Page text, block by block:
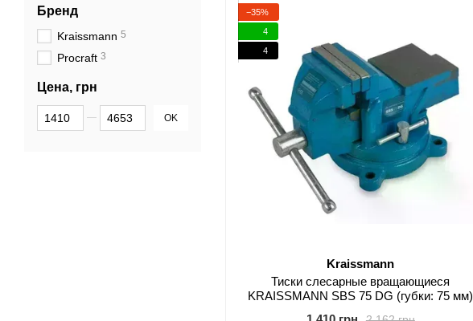
−35%
4
4
Kraissmann
Тиски слесарные вращающиеся
KRAISSMANN SBS 75 DG (губки: 75 мм)
Бренд
Kraissmann 5
Procraft 3
Цена, грн
От Цена, грн
До Цена, грн OK